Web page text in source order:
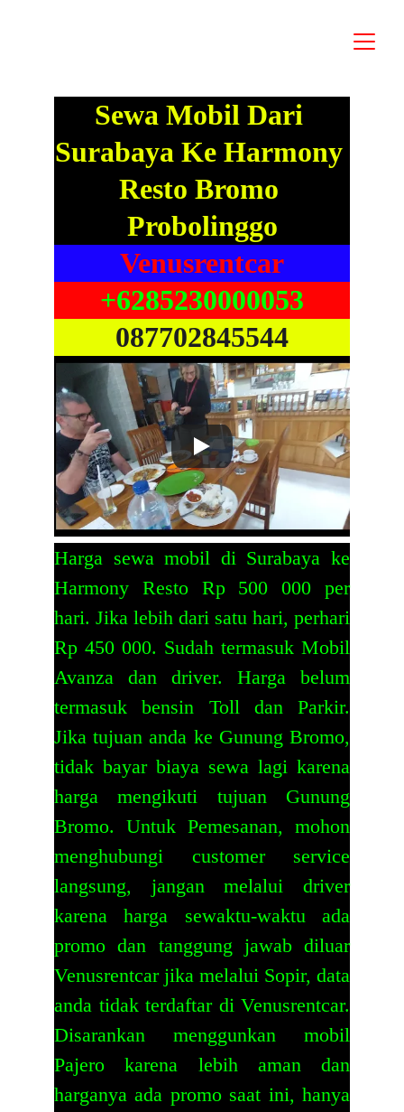
Sewa Mobil Dari
Surabaya Ke Harmony
Resto Bromo
Probolinggo
Venusrentcar
+6285230000053
087702845544
Harga sewa mobil di Surabaya ke
Harmony Resto Rp 500 000 per
hari. Jika lebih dari satu hari, perhari
Rp 450 000. Sudah termasuk Mobil
Avanza dan driver. Harga belum
termasuk bensin Toll dan Parkir.
Jika tujuan anda ke Gunung Bromo,
tidak bayar biaya sewa lagi karena
harga mengikuti tujuan Gunung
Bromo. Untuk Pemesanan, mohon
menghubungi customer service
langsung, jangan melalui driver
karena harga sewaktu-waktu ada
promo dan tanggung jawab diluar
Venusrentcar jika melalui Sopir, data
anda tidak terdaftar di Venusrentcar.
Disarankan menggunkan mobil
Pajero karena lebih aman dan
harganya ada promo saat ini, hanya